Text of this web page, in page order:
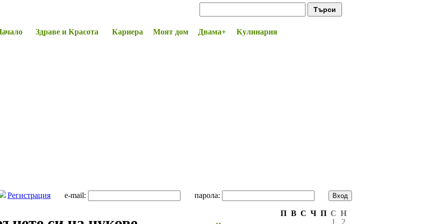
Здраве и Красота Кариера Моят дом Двама+ Кулинария
Регистрация e-mail: парола:
П В С Ч П С Н
1
2